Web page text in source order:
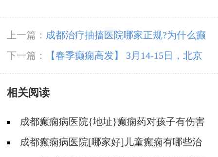
上一篇： 成都治疗抽搐医院哪家正规?为什么癫
痫患者要少吃盐?
下一篇：
【春季癫痫高发】 3月14-15日，北京
三甲“博士级”大咖陈葵教授亲临成都免费会诊，
不容错过!
相关阅读
成都癫痫病医院{地址}癫痫药对孩子有伤害
吗?成都癫痫病医院[哪家好]儿童癫痫有哪些治